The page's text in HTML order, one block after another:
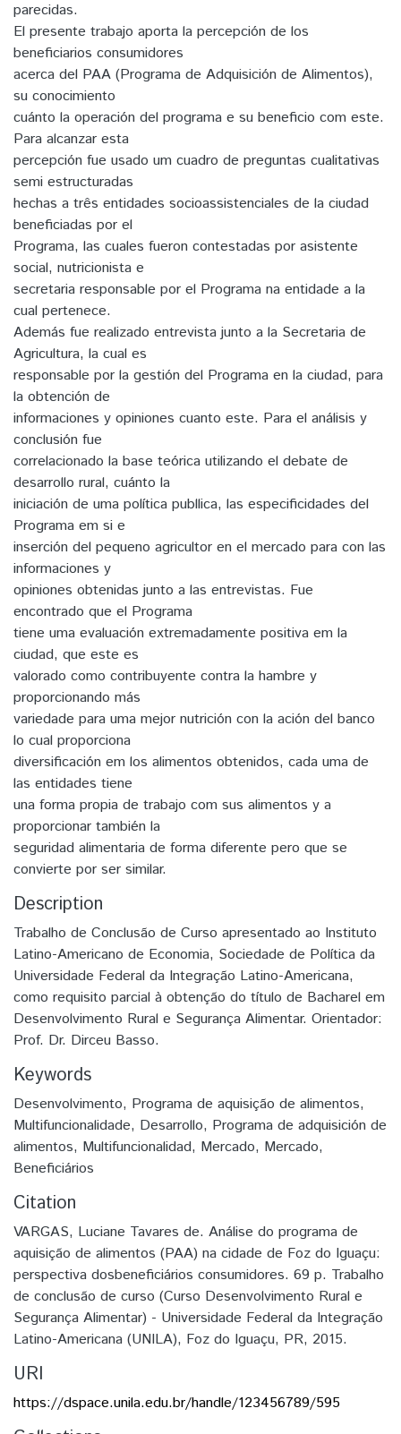
parecidas.
El presente trabajo aporta la percepción de los
beneficiarios consumidores
acerca del PAA (Programa de Adquisición de Alimentos),
su conocimiento
cuánto la operación del programa e su beneficio com este.
Para alcanzar esta
percepción fue usado um cuadro de preguntas cualitativas
semi estructuradas
hechas a três entidades socioassistenciales de la ciudad
beneficiadas por el
Programa, las cuales fueron contestadas por asistente
social, nutricionista e
secretaria responsable por el Programa na entidade a la
cual pertenece.
Además fue realizado entrevista junto a la Secretaria de
Agricultura, la cual es
responsable por la gestión del Programa en la ciudad, para
la obtención de
informaciones y opiniones cuanto este. Para el análisis y
conclusión fue
correlacionado la base teórica utilizando el debate de
desarrollo rural, cuánto la
iniciación de uma política publlica, las especificidades del
Programa em si e
inserción del pequeno agricultor en el mercado para con las
informaciones y
opiniones obtenidas junto a las entrevistas. Fue
encontrado que el Programa
tiene uma evaluación extremadamente positiva em la
ciudad, que este es
valorado como contribuyente contra la hambre y
proporcionando más
variedade para uma mejor nutrición con la ación del banco
lo cual proporciona
diversificación em los alimentos obtenidos, cada uma de
las entidades tiene
una forma propia de trabajo com sus alimentos y a
proporcionar también la
seguridad alimentaria de forma diferente pero que se
convierte por ser similar.
Description
Trabalho de Conclusão de Curso apresentado ao Instituto
Latino-Americano de Economia, Sociedade de Política da
Universidade Federal da Integração Latino-Americana,
como requisito parcial à obtenção do título de Bacharel em
Desenvolvimento Rural e Segurança Alimentar. Orientador:
Prof. Dr. Dirceu Basso.
Keywords
Desenvolvimento, Programa de aquisição de alimentos,
Multifuncionalidade, Desarrollo, Programa de adquisición de
alimentos, Multifuncionalidad, Mercado, Mercado,
Beneficiários
Citation
VARGAS, Luciane Tavares de. Análise do programa de
aquisição de alimentos (PAA) na cidade de Foz do Iguaçu:
perspectiva dosbeneficiários consumidores. 69 p. Trabalho
de conclusão de curso (Curso Desenvolvimento Rural e
Segurança Alimentar) - Universidade Federal da Integração
Latino-Americana (UNILA), Foz do Iguaçu, PR, 2015.
URI
https://dspace.unila.edu.br/handle/123456789/595